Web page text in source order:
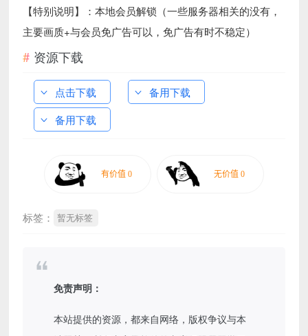
【特别说明】：本地会员解锁（一些服务器相关的没有，
主要画质+与会员免广告可以，免广告有时不稳定）
资源下载
点击下载
备用下载
备用下载
标签： 暂无标签
免责声明：
本站提供的资源，都来自网络，版权争议与本